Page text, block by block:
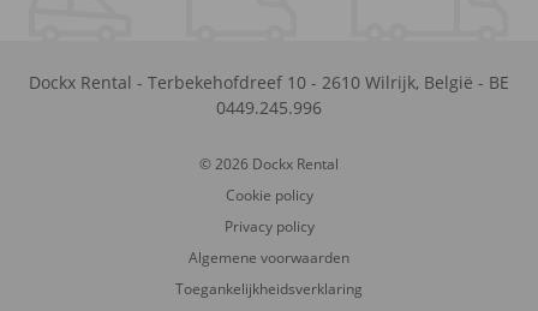
Dockx Rental - Terbekehofdreef 10 - 2610 Wilrijk, België - BE
0449.245.996
© 2026 Dockx Rental
Cookie policy
Privacy policy
Algemene voorwaarden
Toegankelijkheidsverklaring